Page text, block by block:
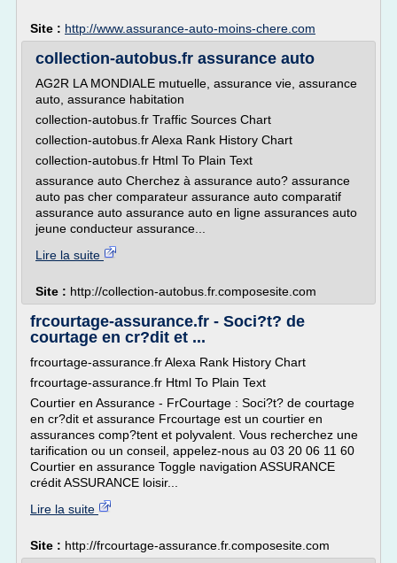
Site : http://www.assurance-auto-moins-chere.com
collection-autobus.fr assurance auto
AG2R LA MONDIALE mutuelle, assurance vie, assurance
auto, assurance habitation
collection-autobus.fr Traffic Sources Chart
collection-autobus.fr Alexa Rank History Chart
collection-autobus.fr Html To Plain Text
assurance auto Cherchez à assurance auto? assurance
auto pas cher comparateur assurance auto comparatif
assurance auto assurance auto en ligne assurances auto
jeune conducteur assurance...
Lire la suite
Site : http://collection-autobus.fr.composesite.com
frcourtage-assurance.fr - Soci?t? de
courtage en cr?dit et ...
frcourtage-assurance.fr Alexa Rank History Chart
frcourtage-assurance.fr Html To Plain Text
Courtier en Assurance - FrCourtage : Soci?t? de courtage
en cr?dit et assurance Frcourtage est un courtier en
assurances comp?tent et polyvalent. Vous recherchez une
tarification ou un conseil, appelez-nous au 03 20 06 11 60
Courtier en assurance Toggle navigation ASSURANCE
crédit ASSURANCE loisir...
Lire la suite
Site : http://frcourtage-assurance.fr.composesite.com